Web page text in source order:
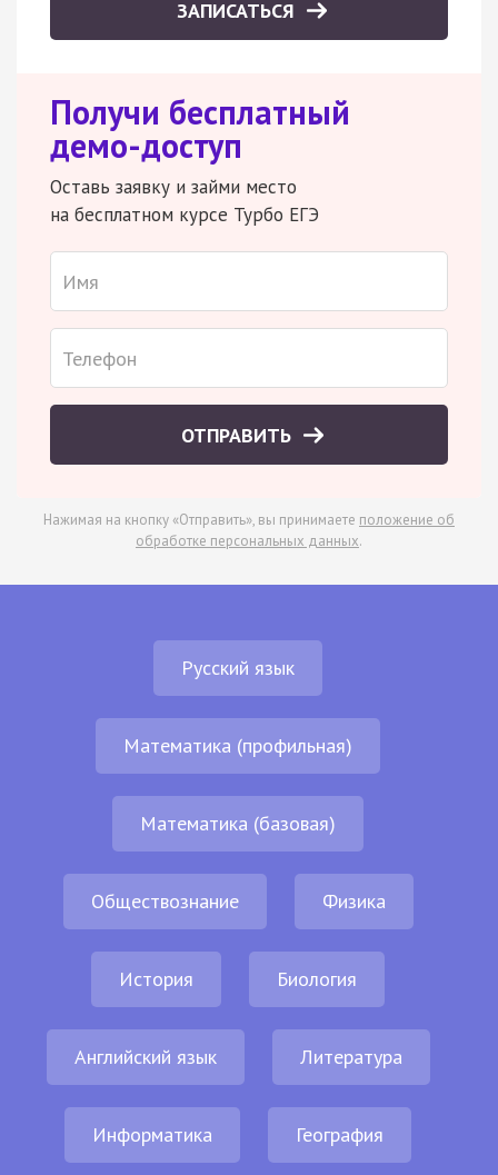
ЗАПИСАТЬСЯ
Получи бесплатный
демо-доступ
Оставь заявку и займи место
на бесплатном курсе Турбо ЕГЭ
ОТПРАВИТЬ
Нажимая на кнопку «Отправить», вы принимаете положение об
обработке персональных данных.
Русский язык
Математика (профильная)
Математика (базовая)
Обществознание Физика
История Биология
Английский язык Литература
Информатика География